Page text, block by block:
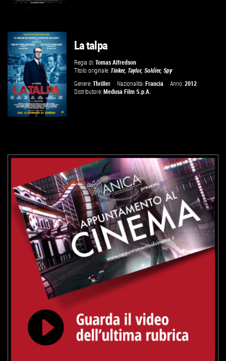
VAI ALLA SCHEDA
La talpa
Regia di:Tomas Alfredson
Titolo originale: Tinker, Taylor, Soldier, Spy
Genere:Thriller Nazionalità:Francia Anno:2012
Distributore:Medusa Film S.p.A.